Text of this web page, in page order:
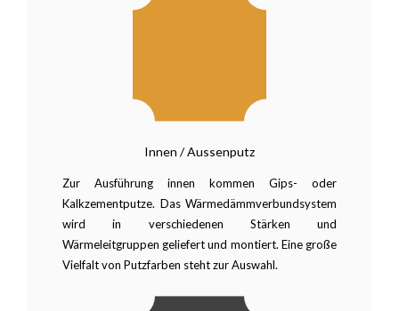
Innen / Aussenputz
Zur Ausführung innen kommen Gips- oder
Kalkzementputze. Das Wärmedämmverbundsystem
wird in verschiedenen Stärken und
Wärmeleitgruppen geliefert und montiert. Eine große
Vielfalt von Putzfarben steht zur Auswahl.